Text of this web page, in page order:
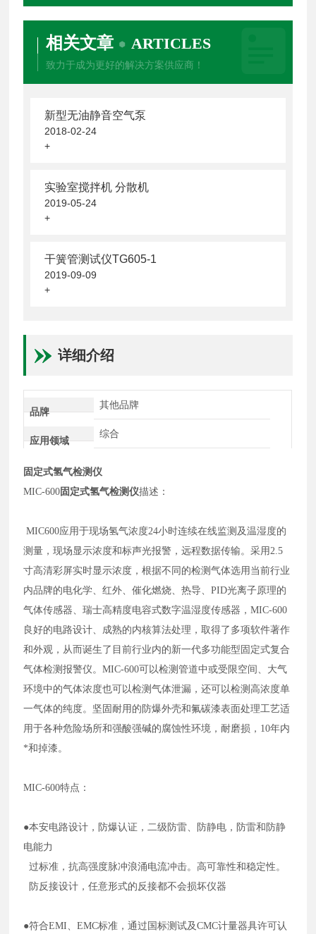
相关文章 ARTICLES
致力于成为更好的解决方案供应商！
新型无油静音空气泵
2018-02-24
+
实验室搅拌机 分散机
2019-05-24
+
干簧管测试仪TG605-1
2019-09-09
+
详细介绍
品牌
其他品牌
应用领域
综合
固定式氢气检测仪
MIC-600固定式氢气检测仪描述：
MIC600应用于现场氢气浓度24小时连续在线监测及温湿度的
测量，现场显示浓度和标声光报警，远程数据传输。采用2.5
寸高清彩屏实时显示浓度，根据不同的检测气体选用当前行业
内品牌的电化学、红外、催化燃烧、热导、PID光离子原理的
气体传感器、瑞士高精度电容式数字温湿度传感器，MIC-600
良好的电路设计、成熟的内核算法处理，取得了多项软件著作
和外观，从而诞生了目前行业内的新一代多功能型固定式复合
气体检测报警仪。MIC-600可以检测管道中或受限空间、大气
环境中的气体浓度也可以检测气体泄漏，还可以检测高浓度单
一气体的纯度。坚固耐用的防爆外壳和氟碳漆表面处理工艺适
用于各种危险场所和强酸强碱的腐蚀性环境，耐磨损，10年内
*和掉漆。
MIC-600特点：
●本安电路设计，防爆认证，二级防雷、防静电，防雷和防静
电能力
过标准，抗高强度脉冲浪涌电流冲击。高可靠性和稳定性。
防反接设计，任意形式的反接都不会损坏仪器
●符合EMI、EMC标准，通过国标测试及CMC计量器具许可认